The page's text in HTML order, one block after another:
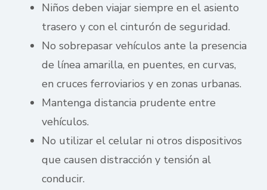
Niños deben viajar siempre en el asiento
trasero y con el cinturón de seguridad.
No sobrepasar vehículos ante la presencia
de línea amarilla, en puentes, en curvas,
en cruces ferroviarios y en zonas urbanas.
Mantenga distancia prudente entre
vehículos.
No utilizar el celular ni otros dispositivos
que causen distracción y tensión al
conducir.